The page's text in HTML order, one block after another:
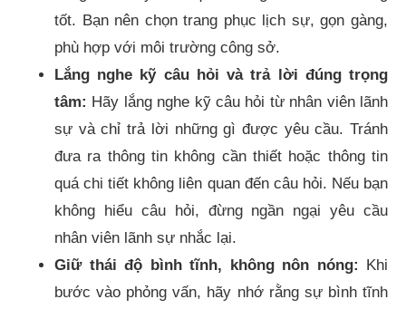
tốt. Bạn nên chọn trang phục lịch sự, gọn gàng,
phù hợp với môi trường công sở.
Lắng nghe kỹ câu hỏi và trả lời đúng trọng
tâm: Hãy lắng nghe kỹ câu hỏi từ nhân viên lãnh
sự và chỉ trả lời những gì được yêu cầu. Tránh
đưa ra thông tin không cần thiết hoặc thông tin
quá chi tiết không liên quan đến câu hỏi. Nếu bạn
không hiểu câu hỏi, đừng ngần ngại yêu cầu
nhân viên lãnh sự nhắc lại.
Giữ thái độ bình tĩnh, không nôn nóng: Khi
bước vào phỏng vấn, hãy nhớ rằng sự bình tĩnh